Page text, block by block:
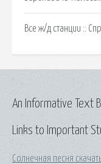
Все ж/д станции ::
Links to Important
Солнечная песня
An Informative Text